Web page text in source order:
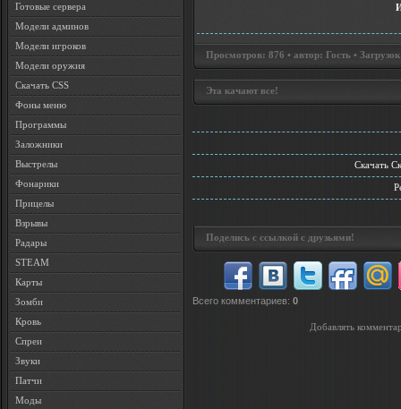
Готовые сервера
Модели админов
Модели игроков
Модели оружия
Скачать CSS
Фоны меню
Программы
Заложники
Выстрелы
Фонарики
Прицелы
Взрывы
Радары
STEAM
Карты
Зомби
Кровь
Спреи
Звуки
Патчи
Моды
Просмотров: 876 • автор: Гость •
Эта качают все!
Скачать
Поделись с ссылкой с друзьями!
Всего комментариев: 0
Добавлять